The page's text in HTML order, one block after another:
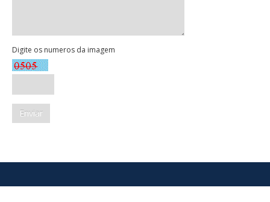
Digite os numeros da imagem